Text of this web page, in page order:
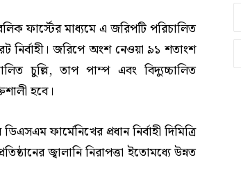
ফার্স্টের মাধ্যমে এ জরিপটি পরিচালিত
নির্বাহী। জরিপে অংশ নেওয়া ৯১ শতাংশ
চুল্লি, তাপ পাম্প এবং বিদ্যুচ্চালিত
হবে।
ফার্মেনিখের প্রধান নির্বাহী দিমিত্রি
জ্বালানি নিরাপত্তা ইতোমধ্যে উন্নত